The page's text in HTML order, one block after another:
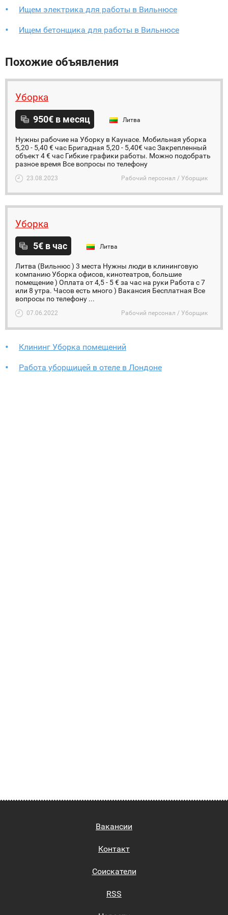
Ищем электрика для работы в Вильнюсе
Ищем бетонщика для работы в Вильнюсе
Похожие объявления
Уборка
950€ в месяц Литва
Нужны рабочие на Уборку в Каунасе. Мобильная уборка
5,20 - 5,40 € час Бригадная 5,20 - 5,40€ час Закрепленный
объект 4 € час Гибкие графики работы. Можно подобрать
разное время Все вопросы по телефону
23.08.2023 Рабочий персонал / Уборщик
Уборка
5€ в час Литва
Литва (Вильнюс ) 3 места Нужны люди в клининговую
компанию Уборка офисов, кинотеатров, большие
помещение ) Оплата от 4,5 - 5 € за час на руки Работа с 7
или 8 утра. Часов есть много ) Вакансия Бесплатная Все
вопросы по телефону ...
07.06.2022 Рабочий персонал / Уборщик
Клининг Уборка помещений
Работа уборщицей в отеле в Лондоне
Вакансии
Контакт
Соискатели
RSS